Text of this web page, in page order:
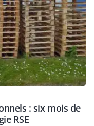
: six mois de
RSE